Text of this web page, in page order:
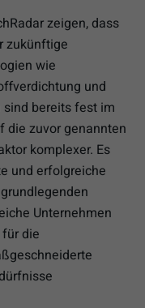
zeigen, dass
zukünftige
wie
und
bereits fest im
die zuvor genannten
komplexer. Es
und erfolgreiche
Unternehmen
die